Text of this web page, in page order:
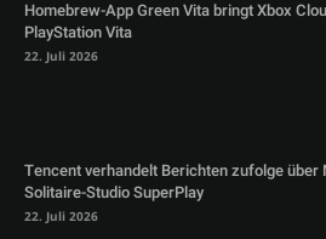
Homebrew-App Green Vita bringt Xbox
PlayStation Vita
22. Juli 2026
Tencent verhandelt Berichten zufolge über
Solitaire-Studio SuperPlay
22. Juli 2026